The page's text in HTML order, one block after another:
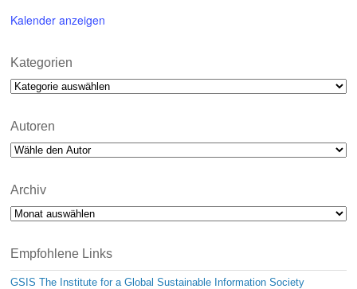
Kalender anzeigen
Kategorien
Kategorien
Autoren
Archiv
Archiv
Empfohlene Links
GSIS The Institute for a Global Sustainable Information Society